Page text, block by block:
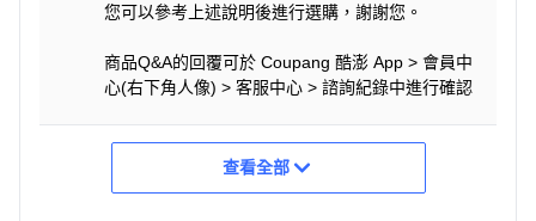
您可以參考上述說明後進行選購，謝謝您。
商品Q&A的回覆可於 Coupang 酷澎 App > 會員中
心(右下角人像) > 客服中心 > 諮詢紀錄中進行確認
查看全部